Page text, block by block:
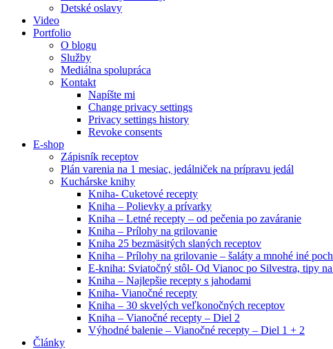
Detské oslavy
Video
Portfolio
O blogu
Služby
Mediálna spolupráca
Kontakt
Napíšte mi
Change privacy settings
Privacy settings history
Revoke consents
E-shop
Zápisník receptov
Plán varenia na 1 mesiac, jedálniček na prípravu jedál
Kuchárske knihy
Kniha- Cuketové recepty
Kniha – Polievky a prívarky
Kniha – Letné recepty – od pečenia po zaváranie
Kniha – Prílohy na grilovanie
Kniha 25 bezmäsitých slaných receptov
Kniha – Prílohy na grilovanie – šaláty a mnohé iné
E-kniha: Sviatočný stôl- Od Vianoc po Silvestra, tipy
Kniha – Najlepšie recepty s jahodami
Kniha- Vianočné recepty
Kniha – 30 skvelých veľkonočných receptov
Kniha – Vianočné recepty – Diel 2
Výhodné balenie – Vianočné recepty – Diel 1 + 2
Články